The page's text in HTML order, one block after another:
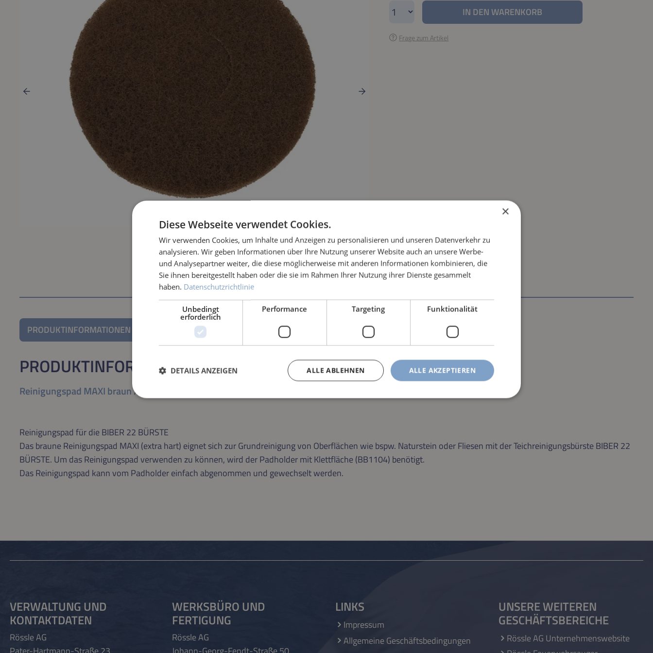
Produkt Anzahl: Gib den gewünschten Wert ein oder
IN DEN WARENKORB
Frage zum Artikel
PRODUKTINFORMATIONEN
PRODUKTINFORMATIONEN
Reinigungspad MAXI braun / extra hart
Reinigungspad für die BIBER 22 BÜRSTE
Das braune Reinigungspad MAXI (extra hart) eignet sich zur Grundreinigung von Oberflächen wie bspw. Naturstein oder Fliesen mit der Teichreinigungsbürste BIBER 22
BÜRSTE. Um das Reinigungspad verwenden zu können, wird der Padholder mit Klettfläche (BB1104) benötigt.
Das Reinigungspad kann vom Padholder einfach abgenommen und gewechselt werden.
VERWALTUNG UND
KONTAKTDATEN
Rössle AG
WERKSBÜRO UND
FERTIGUNG
Rössle AG
LINKS
Impressum
Allgemeine Geschäftsbedingungen
UNSERE WEITEREN
GESCHÄFTSBEREICHE
Rössle AG Unternehmenswebsite
×
Diese Webseite verwendet Cookies.
Wir verwenden Cookies, um Inhalte und Anzeigen zu personalisieren und unseren Datenverkehr zu
analysieren. Wir geben Informationen über Ihre Nutzung unserer Website auch an unsere Werbe-
und Analysepartner weiter, die diese möglicherweise mit anderen Informationen kombinieren, die
Sie ihnen bereitgestellt haben oder die sie im Rahmen Ihrer Nutzung ihrer Dienste gesammelt
haben. Datenschutzrichtlinie
Unbedingt
erforderlich
Performance Targeting Funktionalität
ALLE AKZEPTIEREN
ALLE ABLEHNEN
DETAILS ANZEIGEN